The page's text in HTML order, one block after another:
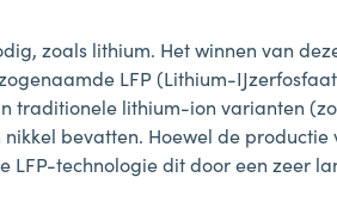
zoals lithium. Het winnen van
LFP (Lithium-
lithium-ion varianten
bevatten. Hoewel de
LFP-technologie dit door een zeer